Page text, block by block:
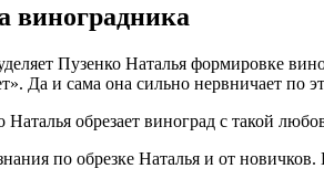
виноградника
Пузенко Наталья формировке
Да и сама она сильно нервничает по
Наталья обрезает виноград с такой
по обрезке Наталья и от